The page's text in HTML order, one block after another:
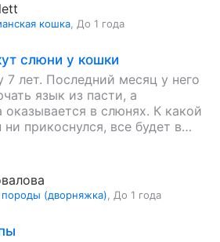
кошка До 1 года
слюни у кошки
7 лет. Последний месяц у него
язык из пасти, а
оказывается в слюнях. К какой
прикоснулся, все будет в…
породы (дворняжка) До 1 года